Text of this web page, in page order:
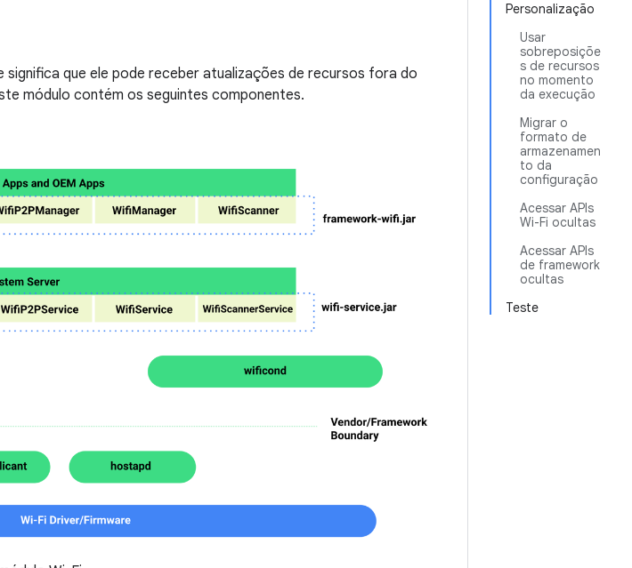
Personalização
Usar
sobreposiçõe
s de recursos
no momento
da execução
Migrar o
formato de
armazenamen
to da
configuração
Acessar APIs
Wi-Fi ocultas
Acessar APIs
de framework
ocultas
Teste
significa que ele pode receber atualizações de recursos fora do
módulo contém os seguintes componentes.